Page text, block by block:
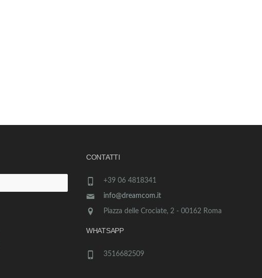
CONTATTI
+39 06 4818341
info@dreamcom.it
Piazza delle Crociate, 2 - 00162 Roma
WHATSAPP
3516682509